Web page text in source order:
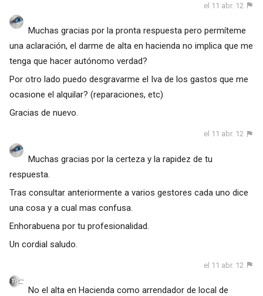
el 11 abr. 12
Muchas gracias por la pronta respuesta pero permíteme
una aclaración, el darme de alta en hacienda no implica que me
tenga que hacer autónomo verdad?
Por otro lado puedo desgravarme el Iva de los gastos que me
ocasione el alquilar? (reparaciones, etc)
Gracias de nuevo.
el 11 abr. 12
Muchas gracias por la certeza y la rapidez de tu
respuesta.
Tras consultar anteriormente a varios gestores cada uno dice
una cosa y a cual mas confusa.
Enhorabuena por tu profesionalidad.
Un cordial saludo.
el 11 abr. 12
No el alta en Hacienda como arrendador de local de